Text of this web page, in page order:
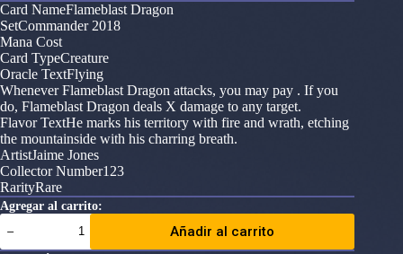
Card NameFlameblast Dragon
SetCommander 2018
Mana Cost
Card TypeCreature
Oracle TextFlying
Whenever Flameblast Dragon attacks, you may pay . If you
do, Flameblast Dragon deals X damage to any target.
Flavor TextHe marks his territory with fire and wrath, etching
the mountainside with his charring breath.
ArtistJaime Jones
Collector Number123
RarityRare
Agregar al carrito:
Flameblast
Dragon
Commander
Añadir al carrito